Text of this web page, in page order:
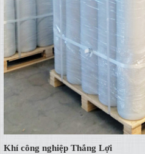
Khí công nghiệp Thắng Lợi